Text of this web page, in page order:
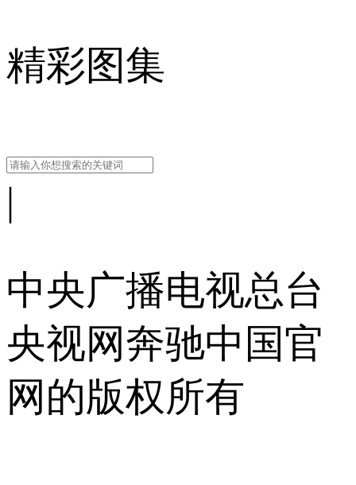
精彩图集
|
中央广播电视总台
央视网奔驰中国官
网的版权所有